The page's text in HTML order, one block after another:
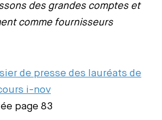
des grandes comptes et
comme fournisseurs
de presse des lauréats de
i-nov
page 83